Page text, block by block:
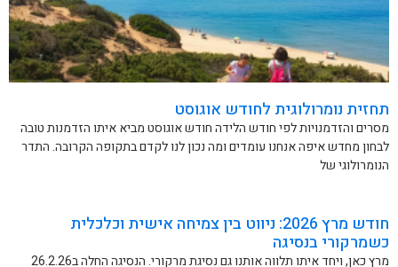
תחזית נומרולוגית לחודש אוגוסט
מסרים והזדמנויות לפי חודש הלידה חודש אוגוסט מביא איתו הזדמנות טובה
לבחון מחדש איפה אנחנו עומדים ומה נכון לנו לקדם בתקופה הקרובה. התדר
הנומרולוגי של
חודש מרץ 2026: ניווט בין צמיחה אישית וכלכלית
כשמרקורי בנסיגה
מרץ כאן, ויחד איתו תלווה אותנו גם נסיגת מרקורי. הנסיגה החלה ב26.2.26